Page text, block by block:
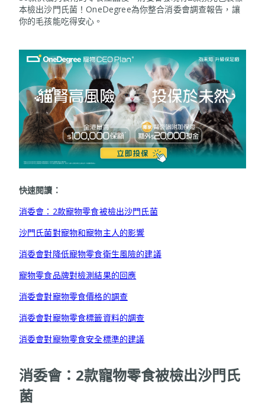
本檢出沙門氏菌！OneDegree為你整合消委會調查報告，讓
你的毛孩能吃得安心。
快速閱讀：
消委會：2款寵物零食被檢出沙門氏菌
沙門氏菌對寵物和寵物主人的影響
消委會對降低寵物零食衛生風險的建議
寵物零食品牌對檢測結果的回應
消委會對寵物零食價格的調查
消委會對寵物零食標籤資料的調查
消委會對寵物零食安全標準的建議
消委會：2款寵物零食被檢出沙門氏
菌